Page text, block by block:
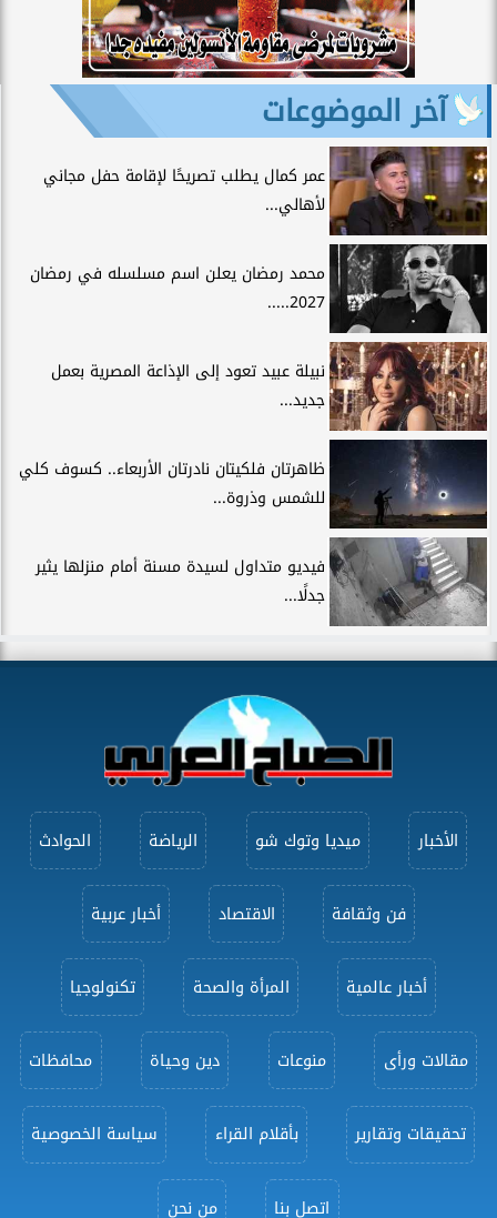
آخر الموضوعات
عمر كمال يطلب تصريحًا لإقامة حفل مجاني
لأهالي...
محمد رمضان يعلن اسم مسلسله في رمضان
2027.....
نبيلة عبيد تعود إلى الإذاعة المصرية بعمل
جديد...
ظاهرتان فلكيتان نادرتان الأربعاء.. كسوف كلي
للشمس وذروة...
فيديو متداول لسيدة مسنة أمام منزلها يثير
جدلًا...
الأخبار ميديا وتوك شو الرياضة الحوادث
فن وثقافة الاقتصاد أخبار عربية
أخبار عالمية المرأة والصحة تكنولوجيا
مقالات ورأى منوعات دين وحياة محافظات
تحقيقات وتقارير بأقلام القراء سياسة الخصوصية
اتصل بنا من نحن